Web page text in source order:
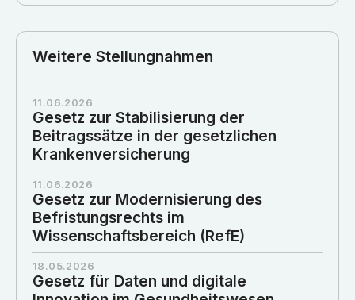
Weitere Stellungnahmen
11.06.2026
Gesetz zur Stabilisierung der
Beitragssätze in der gesetzlichen
Krankenversicherung
11.06.2026
Gesetz zur Modernisierung des
Befristungsrechts im
Wissenschaftsbereich (RefE)
18.05.2026
Gesetz für Daten und digitale